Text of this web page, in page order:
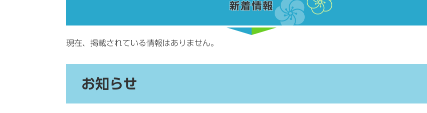
新着情報
現在、掲載されている情報はありません。
お知らせ